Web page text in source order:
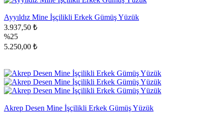
Ayyıldız Mine İşçilikli Erkek Gümüş Yüzük
3.937,50 ₺
%25
5.250,00 ₺
Akrep Desen Mine İşçilikli Erkek Gümüş Yüzük